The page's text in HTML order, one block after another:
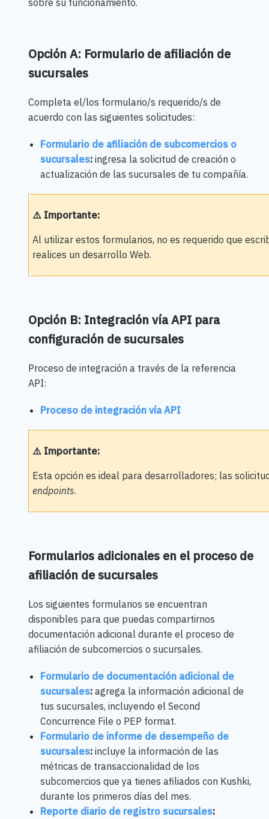
Opción A: Formulario de afiliación de
sucursales
Completa el/los formulario/s requerido/s de
acuerdo con las siguientes solicitudes:
Formulario de afiliación de subcomercios o
sucursales:ingresa la solicitud de creación o
actualización de las sucursales de tu compañía.
⚠️ Importante:
Al utilizar estos formularios, no es requerido que
realices un desarrollo Web.
Opción B: Integración vía API para
configuración de sucursales
Proceso de integración a través de la referencia
API:
Proceso de integración vía API
⚠️ Importante:
Esta opción es ideal para desarrolladores; las
endpoints.
Formularios adicionales en el proceso de
afiliación de sucursales
Los siguientes formularios se encuentran
disponibles para que puedas compartirnos
documentación adicional durante el proceso de
afiliación de subcomercios o sucursales.
Formulario de documentación adicional de
sucursales:agrega la información adicional de
tus sucursales, incluyendo el Second
Concurrence File o PEP format.
Formulario de informe de desempeño de
sucursales:incluye la información de las
métricas de transaccionalidad de los
subcomercios que ya tienes afiliados con Kushki,
durante los primeros días del mes.
Reporte diario de registro sucursales: